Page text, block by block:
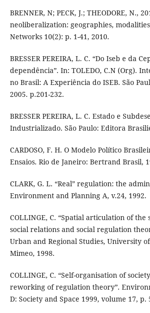
BRENNER, N; PECK, J.; THEODORE, N.,
neoliberalization: geographies,
Networks 10(2): p. 1-41, 2010.
BRESSER PEREIRA, L. C. “Do Iseb e da
dependência”. In: TOLEDO, C.N (Org).
no Brasil: A Experiência do ISEB. São
2005. p.201-232.
BRESSER PEREIRA, L. C. Estado e
Industrializado. São Paulo: Editora
CARDOSO, F. H. O Modelo Político
Ensaios. Rio de Janeiro: Bertrand Brasil,
CLARK, G. L. “Real” regulation: the
Environment and Planning A, v.24, 1992.
COLLINGE, C. “Spatial articulation of
social relations and social regulation
Urban and Regional Studies, University
Mimeo, 1998.
COLLINGE, C. “Self-organisation of
reworking of regulation theory”.
D: Society and Space 1999, volume 17, p.